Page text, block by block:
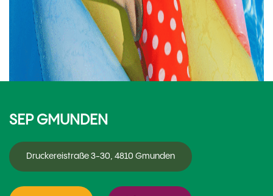
SEP GMUNDEN
Druckereistraße 3-30, 4810 Gmunden